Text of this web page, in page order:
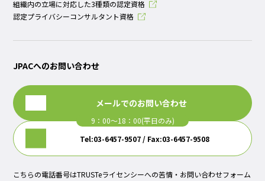
組織内の立場に対応した3種類の認定資格
認定プライバシーコンサルタント資格
JPACへのお問い合わせ
メールでのお問い合わせ
Tel:03-6457-9507 / Fax:03-6457-9508
こちらの電話番号はTRUSTeライセンシーへの苦情・お問い合わせフォーム